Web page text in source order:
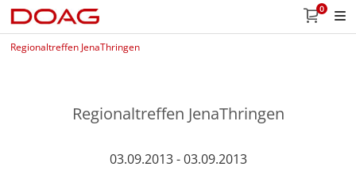
0
Regionaltreffen JenaThringen
Regionaltreffen JenaThringen
03.09.2013 - 03.09.2013